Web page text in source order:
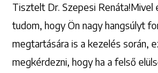
Tisztelt Dr. Szepesi Renáta!Mivel
tudom, hogy Ön nagy hangsúlyt
megtartására is a kezelés során,
megkérdezni, hogy ha a felső